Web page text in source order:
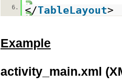
6.
</TableLayout>
Example
activity_main.xml